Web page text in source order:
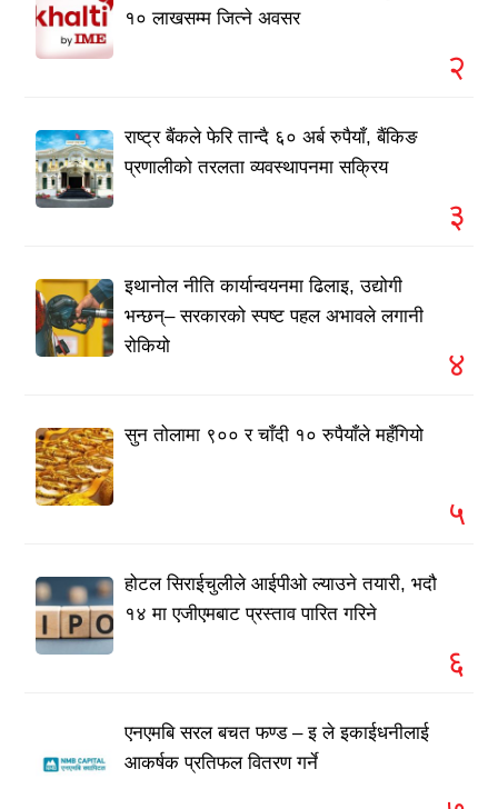
१० लाखसम्म जित्ने अवसर
२
राष्ट्र बैंकले फेरि तान्दै ६० अर्ब रुपैयाँ, बैंकिङ
प्रणालीको तरलता व्यवस्थापनमा सक्रिय
३
इथानोल नीति कार्यान्वयनमा ढिलाइ, उद्योगी
भन्छन्– सरकारको स्पष्ट पहल अभावले लगानी
रोकियो
४
सुन तोलामा ९०० र चाँदी १० रुपैयाँले महँगियो
५
होटल सिराईचुलीले आईपीओ ल्याउने तयारी, भदौ
१४ मा एजीएमबाट प्रस्ताव पारित गरिने
६
एनएमबि सरल बचत फण्ड – इ ले इकाईधनीलाई
आकर्षक प्रतिफल वितरण गर्ने